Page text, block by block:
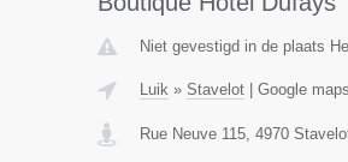
Niet gevestigd in de plaats
Luik» Stavelot| Google maps
Rue Neuve 115, 4970